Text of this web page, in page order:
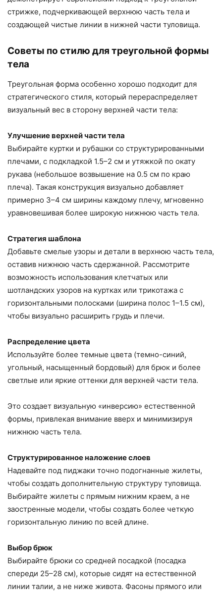
стрижке, подчеркивающей верхнюю часть тела и
создающей чистые линии в нижней части туловища.
Советы по стилю для треугольной формы
тела
Треугольная форма особенно хорошо подходит для
стратегического стиля, который перераспределяет
визуальный вес в сторону верхней части тела:
Улучшение верхней части тела
Выбирайте куртки и рубашки со структурированными
плечами, с подкладкой 1.5–2 см и утяжкой по окату
рукава (небольшое возвышение на 0.5 см по краю
плеча). Такая конструкция визуально добавляет
примерно 3–4 см ширины каждому плечу, мгновенно
уравновешивая более широкую нижнюю часть тела.
Стратегия шаблона
Добавьте смелые узоры и детали в верхнюю часть тела,
оставив нижнюю часть сдержанной. Рассмотрите
возможность использования клетчатых или
шотландских узоров на куртках или трикотажа с
горизонтальными полосками (ширина полос 1–1.5 см),
чтобы визуально расширить грудь и плечи.
Распределение цвета
Используйте более темные цвета (темно-синий,
угольный, насыщенный бордовый) для брюк и более
светлые или яркие оттенки для верхней части тела.
Это создает визуальную «инверсию» естественной
формы, привлекая внимание вверх и минимизируя
нижнюю часть тела.
Структурированное наложение слоев
Надевайте под пиджаки точно подогнанные жилеты,
чтобы создать дополнительную структуру туловища.
Выбирайте жилеты с прямым нижним краем, а не
заостренные модели, чтобы создать более четкую
горизонтальную линию по всей длине.
Выбор брюк
Выбирайте брюки со средней посадкой (посадка
спереди 25–28 см), которые сидят на естественной
линии талии, а не ниже живота. Фасоны прямого или